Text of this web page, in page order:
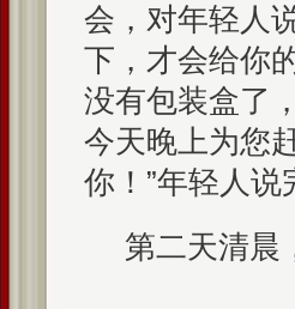
会，对年轻人
下，才会给你
没有包装盒了
今天晚上为您
你！”年轻人说
第二天清晨